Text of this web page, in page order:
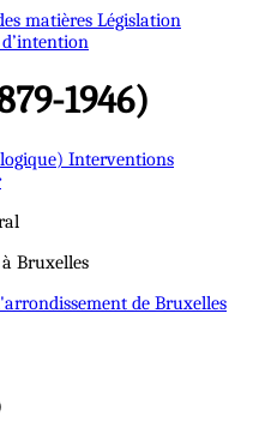
matières Législation
1946)
Interventions
à Bruxelles
de Bruxelles